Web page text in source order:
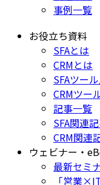
事例一覧
お役立ち資料
SFAとは
CRMとは
SFAツー
CRMツー
記事一覧
SFA関連
CRM関連
ウェビナー・
最新セミ
「営業